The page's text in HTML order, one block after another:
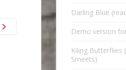
Darling Blue
Demo version
Kiling Butterflies
Smeets)